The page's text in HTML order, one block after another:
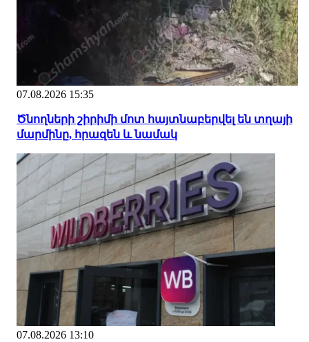
07.08.2026 15:35
Ծնողների շիրիմի մոտ հայտնաբերվել են տղայի
մարմինը, հրազեն և նամակ
07.08.2026 13:10